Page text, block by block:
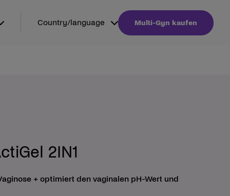
Country/language Multi-Gyn kaufen
2IN1
+ optimiert den vaginalen pH-Wert und